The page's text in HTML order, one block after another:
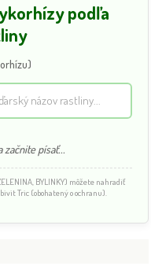
podľa
začnite písať...
BYLINKY) môžete nahradiť
Tric (obohatený o ochranu).